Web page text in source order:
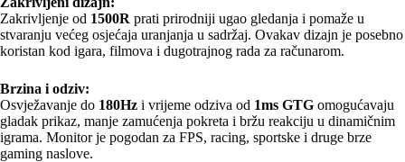
Zakrivljenje od 1500R prati prirodniji ugao gledanja i pomaže u
stvaranju većeg osjećaja uranjanja u sadržaj. Ovakav dizajn je posebno
koristan kod igara, filmova i dugotrajnog rada za računarom.
Brzina i odziv:
Osvježavanje do 180Hz i vrijeme odziva od 1ms GTG omogućavaju
gladak prikaz, manje zamućenja pokreta i bržu reakciju u dinamičnim
igrama. Monitor je pogodan za FPS, racing, sportske i druge brze
gaming naslove.